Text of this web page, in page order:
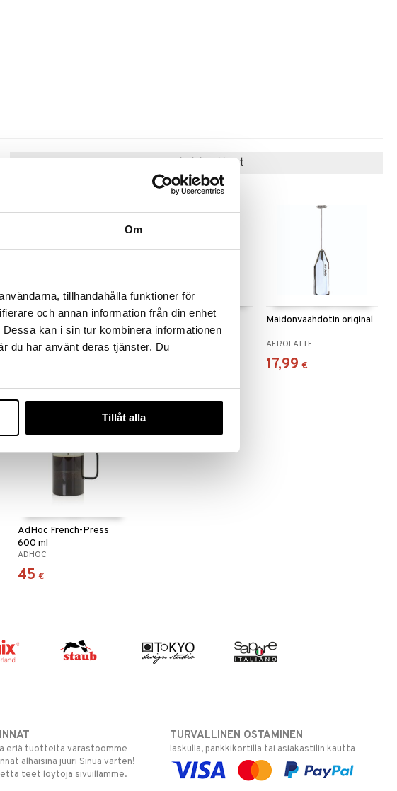
Om
tillhandahålla funktioner för
och annan information från din enhet
kan i sin tur kombinera informationen
du har använt deras tjänster. Du
Tillåt alla
Suositut tuotteet
Eva Solo Teenkeitin
EVA SOLO
Keitin VENUS
BIALETTI
Maidonvaahdotin original
AEROLATTE
17,99 €
AdHoc French-Press
600 ml
ADHOC
45 €
eriä tuotteita varastoomme
alhaisina juuri Sinua varten!
että teet löytöjä sivuillamme.
TURVALLINEN OSTAMINEN
laskulla, pankkikortilla tai asiakastilin kautta